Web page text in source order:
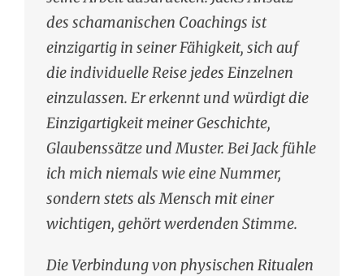
des schamanischen Coachings ist
einzigartig in seiner Fähigkeit, sich auf
die individuelle Reise jedes Einzelnen
einzulassen. Er erkennt und würdigt die
Einzigartigkeit meiner Geschichte,
Glaubenssätze und Muster. Bei Jack fühle
ich mich niemals wie eine Nummer,
sondern stets als Mensch mit einer
wichtigen, gehört werdenden Stimme.
Die Verbindung von physischen Ritualen